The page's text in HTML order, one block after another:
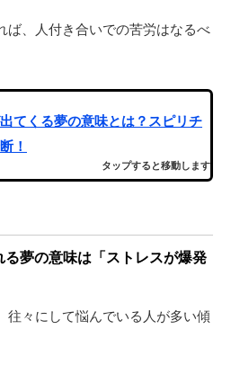
ば、人付き合いでの苦労はなるべ
てくる夢の意味とは？スピリチ
！
タップすると移動します
夢の意味は「ストレスが爆発
往々にして悩んでいる人が多い傾